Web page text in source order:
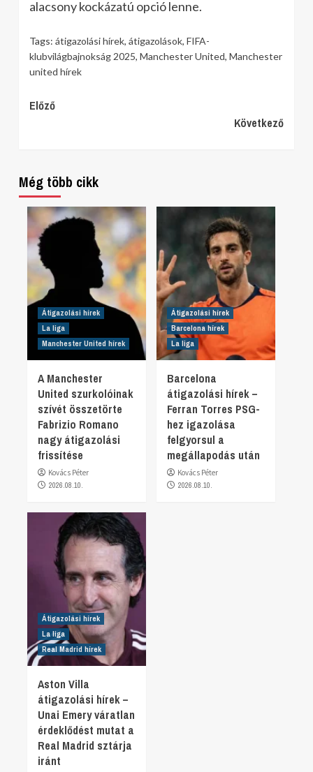
alacsony kockázatú opció lenne.
Tags: átigazolási hírek, átigazolások, FIFA-
klubvilágbajnokság 2025, Manchester United, Manchester
united hírek
Continue
Előző
Következő
Még több cikk
Átigazolási hírek
La liga
Manchester United hírek
A Manchester
United szurkolóinak
szívét összetörte
Fabrizio Romano
nagy átigazolási
frissítése
Kovács Péter
2026.08.10.
Átigazolási hírek
Barcelona hírek
La liga
Barcelona
átigazolási hírek –
Ferran Torres PSG-
hez igazolása
felgyorsul a
megállapodás után
Kovács Péter
2026.08.10.
Átigazolási hírek
La liga
Real Madrid hírek
Aston Villa
átigazolási hírek –
Unai Emery váratlan
érdeklődést mutat a
Real Madrid sztárja
iránt